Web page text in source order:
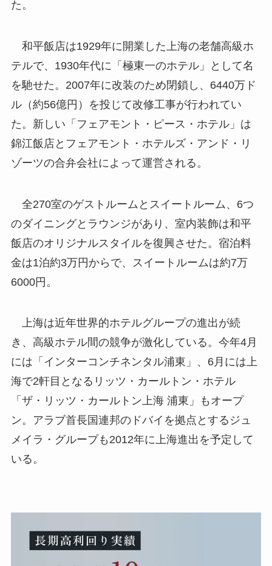
た。
和平飯店は1929年に開業した上海の老舗高級ホ
テルで、1930年代に「極東一のホテル」として名
を馳せた。2007年に改装のため閉鎖し、6440万ド
ル（約56億円）を投じて改修工事が行われてい
た。新しい「フェアモント・ピース・ホテル」は
錦江飯店とフェアモント・ホテルズ・アンド・リ
ゾーツの合弁会社によって運営される。
全270室のゲストルームとスイートルーム、6つ
のダイニングとラウンジがあり、室内装飾は和平
飯店のオリジナルスタイルを復興させた。宿泊料
金は1泊約3万円からで、スイートルームは約7万
6000円。
上海は近年世界的ホテルグループの進出が続
き、高級ホテル間の競争が激化している。今年4月
には「インターコンチネンタル浦東」、6月には上
海で2軒目となるリッツ・カールトン・ホテル
「ザ・リッツ・カールトン上海 浦東」もオープ
ン。アラブ首長国連邦のドバイを拠点とするジュ
メイラ・グループも2012年に上海進出を予定して
いる。